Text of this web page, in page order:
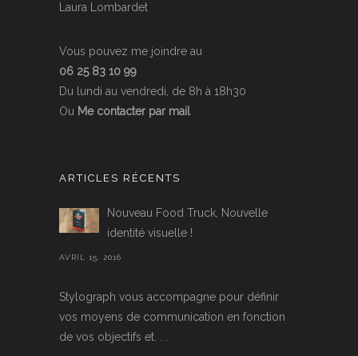
Laura Lombardet
Vous pouvez me joindre au
06 25 83 10 99
Du lundi au vendredi, de 8h à 18h30
Ou Me contacter par mail
ARTICLES RÉCENTS
Nouveau Food Truck, Nouvelle
identité visuelle !
AVRIL 15, 2016
Stylograph vous accompagne pour définir
vos moyens de communication en fonction
de vos objectifs et. . .